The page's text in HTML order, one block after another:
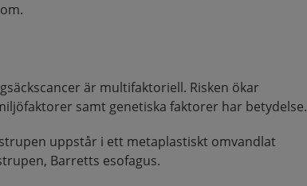
är multifaktoriell. Risken ökar
samt genetiska faktorer har betydelse.
uppstår i ett metaplastiskt omvandlat
Barretts esofagus.